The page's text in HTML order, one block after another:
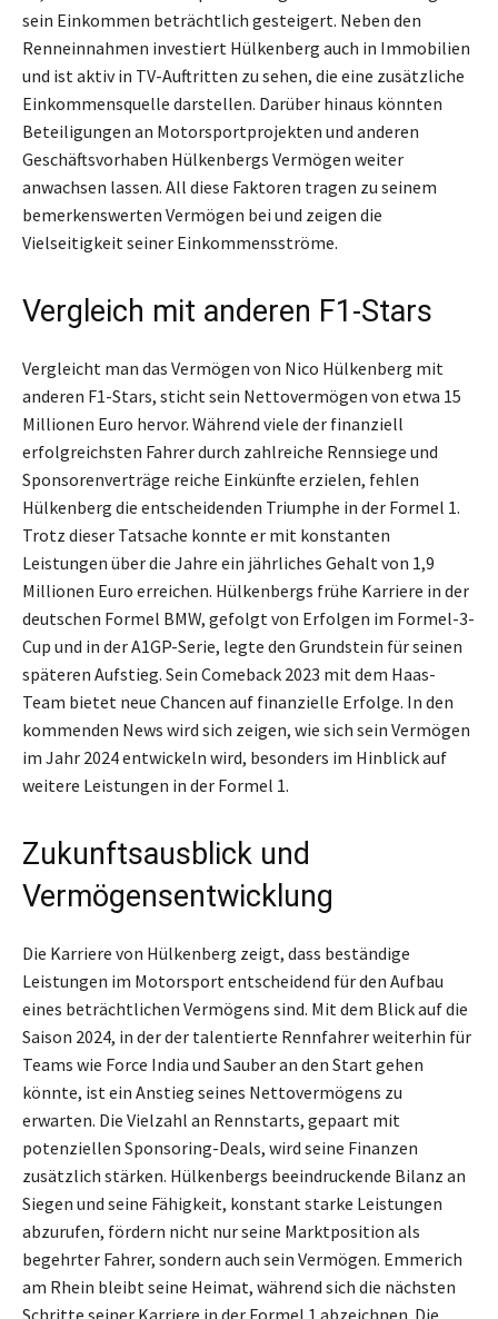
sein Einkommen beträchtlich gesteigert. Neben den
Renneinnahmen investiert Hülkenberg auch in Immobilien
und ist aktiv in TV-Auftritten zu sehen, die eine zusätzliche
Einkommensquelle darstellen. Darüber hinaus könnten
Beteiligungen an Motorsportprojekten und anderen
Geschäftsvorhaben Hülkenbergs Vermögen weiter
anwachsen lassen. All diese Faktoren tragen zu seinem
bemerkenswerten Vermögen bei und zeigen die
Vielseitigkeit seiner Einkommensströme.
Vergleich mit anderen F1-Stars
Vergleicht man das Vermögen von Nico Hülkenberg mit
anderen F1-Stars, sticht sein Nettovermögen von etwa 15
Millionen Euro hervor. Während viele der finanziell
erfolgreichsten Fahrer durch zahlreiche Rennsiege und
Sponsorenverträge reiche Einkünfte erzielen, fehlen
Hülkenberg die entscheidenden Triumphe in der Formel 1.
Trotz dieser Tatsache konnte er mit konstanten
Leistungen über die Jahre ein jährliches Gehalt von 1,9
Millionen Euro erreichen. Hülkenbergs frühe Karriere in der
deutschen Formel BMW, gefolgt von Erfolgen im Formel-3-
Cup und in der A1GP-Serie, legte den Grundstein für seinen
späteren Aufstieg. Sein Comeback 2023 mit dem Haas-
Team bietet neue Chancen auf finanzielle Erfolge. In den
kommenden News wird sich zeigen, wie sich sein Vermögen
im Jahr 2024 entwickeln wird, besonders im Hinblick auf
weitere Leistungen in der Formel 1.
Zukunftsausblick und
Vermögensentwicklung
Die Karriere von Hülkenberg zeigt, dass beständige
Leistungen im Motorsport entscheidend für den Aufbau
eines beträchtlichen Vermögens sind. Mit dem Blick auf die
Saison 2024, in der der talentierte Rennfahrer weiterhin für
Teams wie Force India und Sauber an den Start gehen
könnte, ist ein Anstieg seines Nettovermögens zu
erwarten. Die Vielzahl an Rennstarts, gepaart mit
potenziellen Sponsoring-Deals, wird seine Finanzen
zusätzlich stärken. Hülkenbergs beeindruckende Bilanz an
Siegen und seine Fähigkeit, konstant starke Leistungen
abzurufen, fördern nicht nur seine Marktposition als
begehrter Fahrer, sondern auch sein Vermögen. Emmerich
am Rhein bleibt seine Heimat, während sich die nächsten